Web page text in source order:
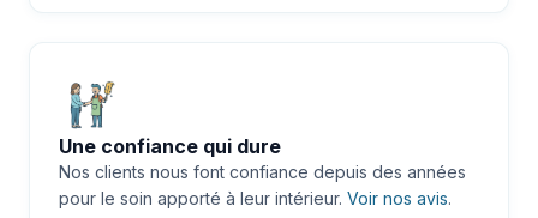
Une confiance qui dure
Nos clients nous font confiance depuis des années
pour le soin apporté à leur intérieur. Voir nos avis.